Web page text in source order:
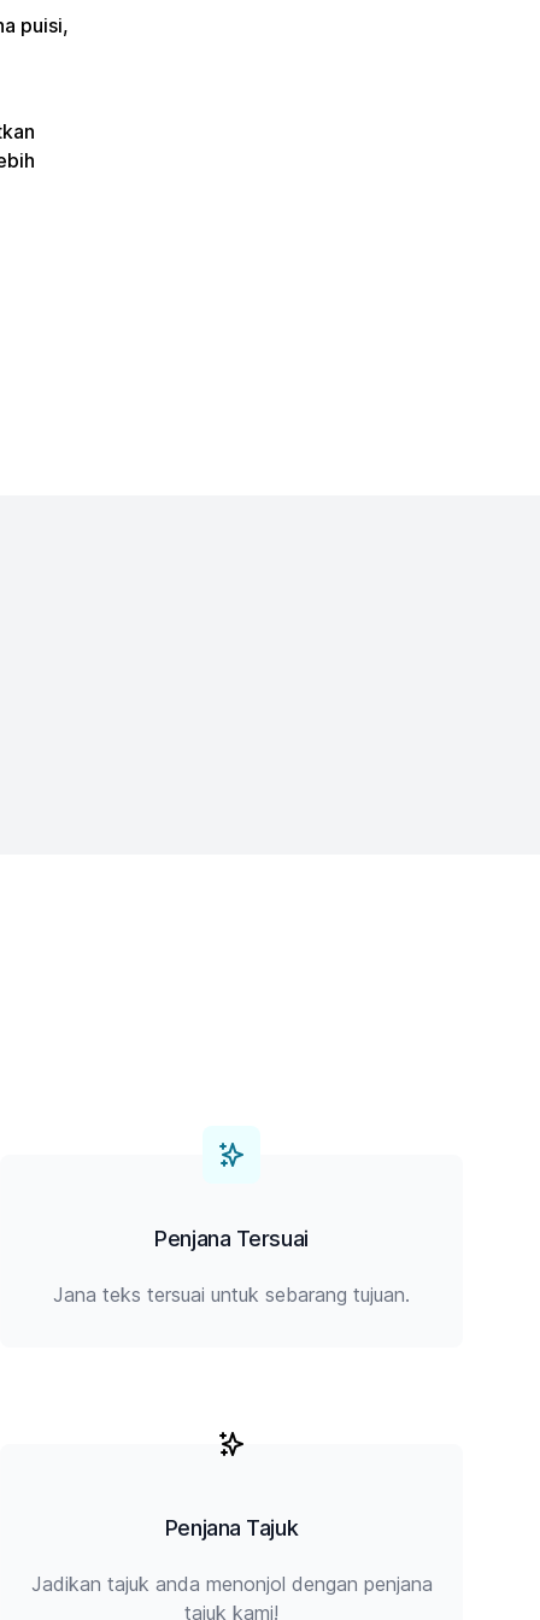
puisi,
Penjana Tersuai
Jana teks tersuai untuk sebarang tujuan.
Penjana Tajuk
Jadikan tajuk anda menonjol dengan penjana
tajuk kami!